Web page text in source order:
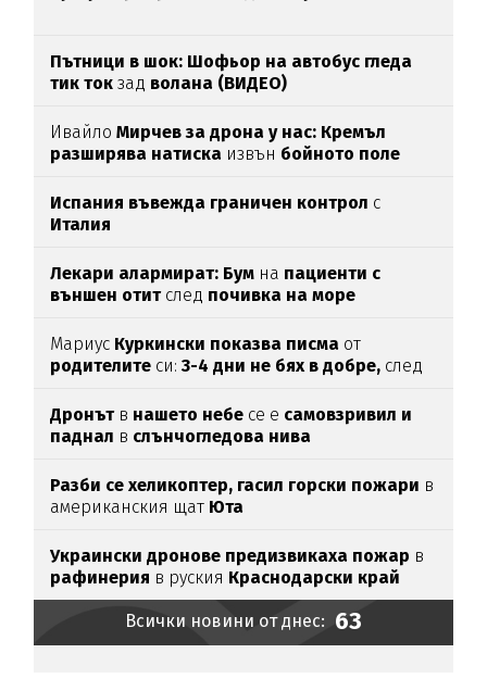
Пътници в шок: Шофьор на автобус гледа
тик ток зад волана (ВИДЕО)
ИвайлоМирчев за дрона у нас: Кремъл
разширява натиска извън бойното поле
Испания въвежда граничен контрол с
Италия
Лекари алармират: Бум на пациенти с
външен отитслед почивка на море
Мариус Куркински показва писма от
родителите си:3-4 дни не бях в добре, след
Дронътв нашето небе се е самовзривил и
паднал в слънчогледова нива
Разби се хеликоптер, гасил горски пожари в
американския щат Юта
Украински дронове предизвикаха пожар в
рафинерия в руския Краснодарски край
Всички новини от днес: 63